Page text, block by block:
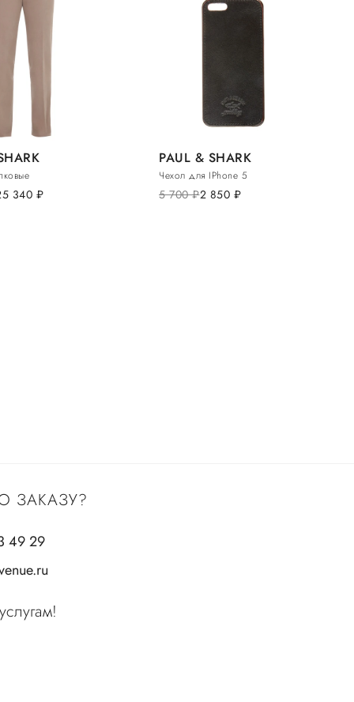
340 руб.
PAUL & SHARK
Чехол для IPhone 5
5 700руб.2 850 руб.
ЗАКАЗУ?
49 29